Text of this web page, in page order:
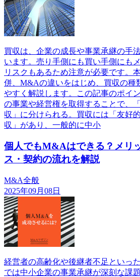
買収は、企業の成長や事業承継の手
います。売り手側にも買い手側にも
リスクもあるため注意が必要です。
併、M&Aの違いをはじめ、買収の種
やすく解説します。この記事のポイ
の事業や経営権を取得することで、
収」に分けられる。買収には「友好
収」があり、一般的に中小
個人でもM&Aはできる？メリ
ス・契約の流れを解説
M&A全般
2025年09月08日
経営者の高齢化や後継者不足といっ
では中小企業の事業承継が深刻な課